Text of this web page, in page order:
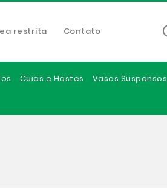
restrita Contato
Cuias e Hastes Vasos Suspensos